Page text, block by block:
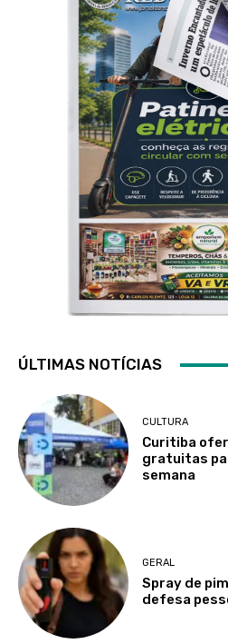
ÚLTIMAS NOTÍCIAS
CULTURA
Curitiba
gratuitas
semana
GERAL
Spray de
defesa